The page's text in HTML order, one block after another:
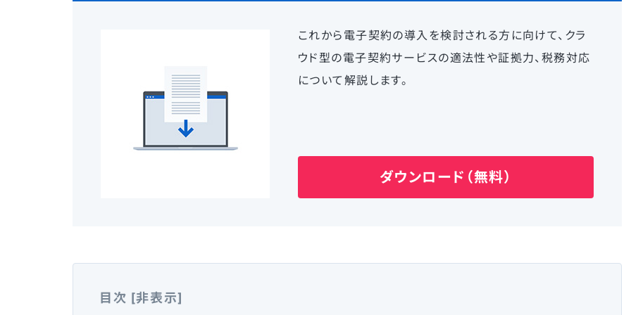
これから電子契約の導入を検討される方に向けて、クラ
ウド型の電子契約サービスの適法性や証拠力、税務対応
について解説します。
ダウンロード（無料）
目次 [非表示]